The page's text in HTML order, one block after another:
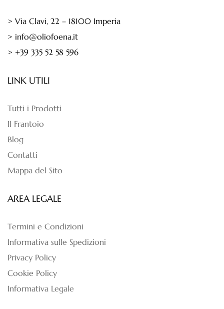
> Via Clavi, 22 – 18100 Imperia
> info@oliofoena.it
> +39 335 52 58 596
LINK UTILI
Tutti i Prodotti
Il Frantoio
Blog
Contatti
Mappa del Sito
AREA LEGALE
Termini e Condizioni
Informativa sulle Spedizioni
Privacy Policy
Cookie Policy
Informativa Legale